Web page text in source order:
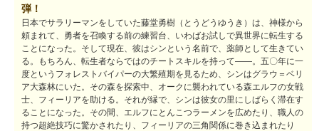
弾！
日本でサラリーマンをしていた藤堂勇樹（とうどうゆうき）は、神様から
頼まれて、勇者を召喚する前の練習台、いわばお試しで異世界に転生する
ことになった。そして現在、彼はシンという名前で、薬師として生きてい
る。もちろん、転生者ならではのチートスキルを持って――。五〇年に一
度というフォレストバイパーの大繁殖期を見るため、シンはグラウ＝ベリ
ア大森林にいた。その森を探索中、オークに襲われている森エルフの女戦
士、フィーリアを助ける。それが縁で、シンは彼女の里にしばらく滞在す
ることになった。その間、エルフにとんこつラーメンを広めたり、職人の
持つ超絶技巧に驚かされたり、フィーリアの三角関係に巻き込まれたり